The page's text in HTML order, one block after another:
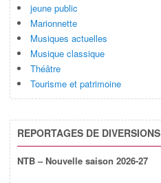
jeune public
Marionnette
Musiques actuelles
Musique classique
Théâtre
Tourisme et patrimoine
REPORTAGES DE DIVERSIONS
NTB – Nouvelle saison 2026-27